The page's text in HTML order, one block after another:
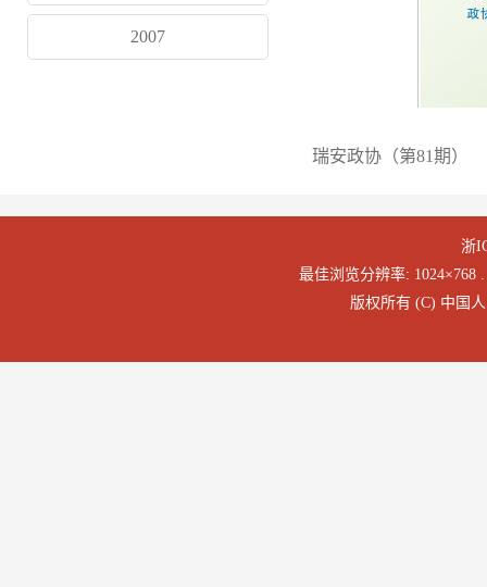
2007
瑞安政协（第81期）
浙
最佳浏览分辨率: 1024×768
版权所有 (C) 中